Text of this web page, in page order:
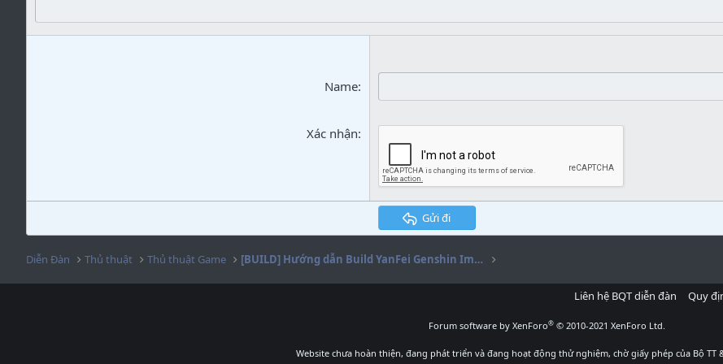
Name
Xác nhận
Gửi đi
Diễn Đàn Thủ thuật Thủ thuật Game [BUILD] Hướng dẫn Build YanFei Genshin Impact 2022
Liên hệ BQT diễn đàn Quy
Forum software by XenForo® © 2010-2021 XenForo Ltd.
Website chưa hoàn thiện, đang phát triển và đang hoạt động thử nghiệm, chờ giấy phép của Bộ TT